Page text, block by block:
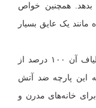
همچنین خواص
یک عایق بسیار
علاوه بر آن اگر پارچه‌ای استفاده کنید که الیاف آن ۱۰۰ درصد از
این پارچه ضد آتش
خانه‌های مدرن و